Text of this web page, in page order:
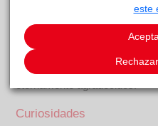
ver si conseguimos que
esperamos que cuando
palabras, comida y respeto
alguna familia quiere
tiempo que necesiten hasta
Curiosidades
este